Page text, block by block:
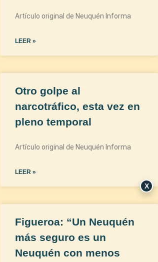
Artículo original de Neuquén Informa
LEER »
Otro golpe al
narcotráfico, esta vez en
pleno temporal
Artículo original de Neuquén Informa
LEER »
Figueroa: “Un Neuquén
más seguro es un
Neuquén con menos
X